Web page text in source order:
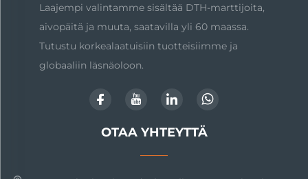
Laajempi valintamme sisältää DTH-marttijoita,
aivopäitä ja muuta, saatavilla yli 60 maassa.
Tutustu korkealaatuisiin tuotteisiimme ja
globaaliin läsnäoloon.
OTAA YHTEYTTÄ